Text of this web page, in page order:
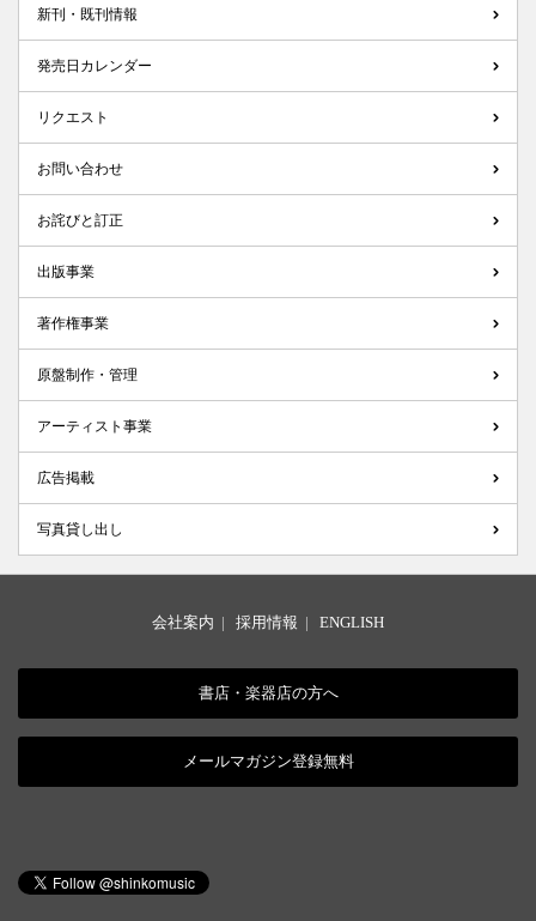
新刊・既刊情報
発売日カレンダー
リクエスト
お問い合わせ
お詫びと訂正
出版事業
著作権事業
原盤制作・管理
アーティスト事業
広告掲載
写真貸し出し
会社案内 | 採用情報 | ENGLISH
書店・楽器店の方へ
メールマガジン登録無料